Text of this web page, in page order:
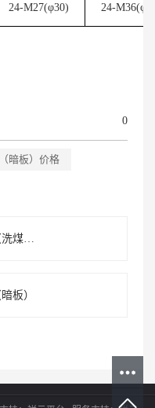
24-M27(φ30) 24-M36(φ
0
暗板）价格
板）